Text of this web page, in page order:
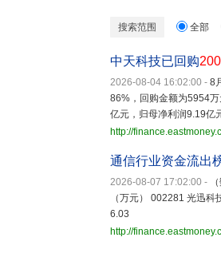
搜索范围 全部
中天科技已回购200
2026-08-04 16:02:00 - 8
86%，回购金额为5954
亿元，归母净利润9.19亿
http://
通信行业资金流出
2026-08-07 17:02:00 -
（万元） 002281 光迅
6.03
http://